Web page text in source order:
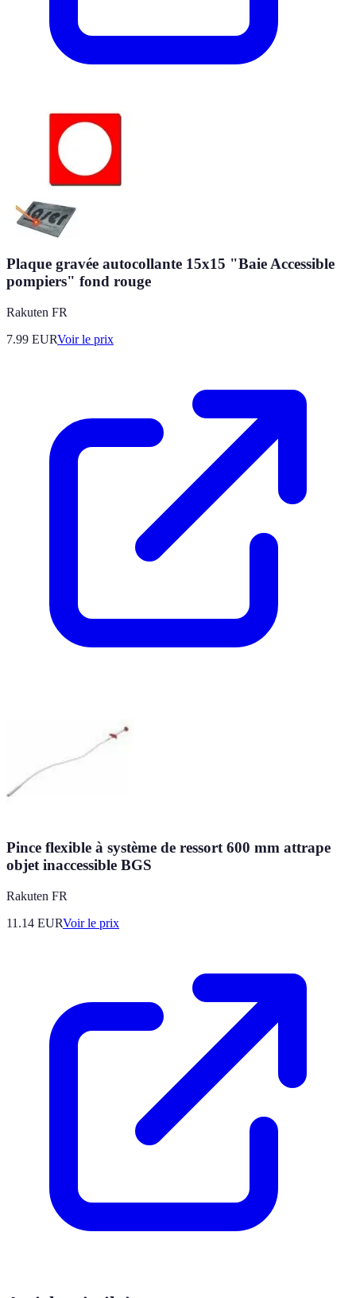
Plaque gravée autocollante 15x15 "Baie Accessible
pompiers" fond rouge
Rakuten FR
7.99 EURVoir le prix
Pince flexible à système de ressort 600 mm attrape
objet inaccessible BGS
Rakuten FR
11.14 EURVoir le prix